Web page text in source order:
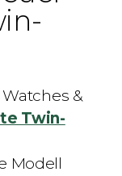
&
Twin-
Modell